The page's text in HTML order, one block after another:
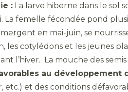
: La larve hiberne dans le sol
La femelle fécondée pond
en mai-juin, se
les cotylédons et les jeunes
l’hiver. La mouche des
au développement
etc.) et des conditions